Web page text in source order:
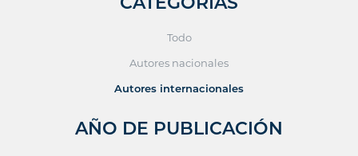
Todo
Autores nacionales
Autores internacionales
AÑO DE PUBLICACIÓN